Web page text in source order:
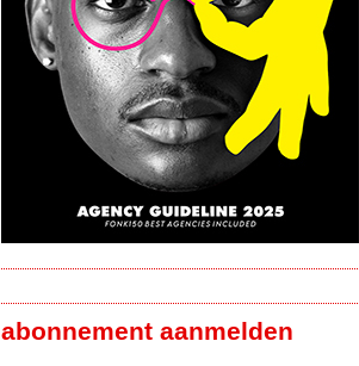
abonnement aanmelden